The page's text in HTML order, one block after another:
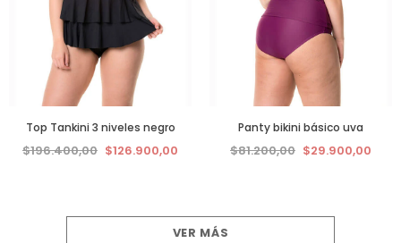
Top Tankini 3 niveles negro
$196.400,00 $126.900,00
Panty bikini básico uva
$81.200,00 $29.900,00
VER MÁS